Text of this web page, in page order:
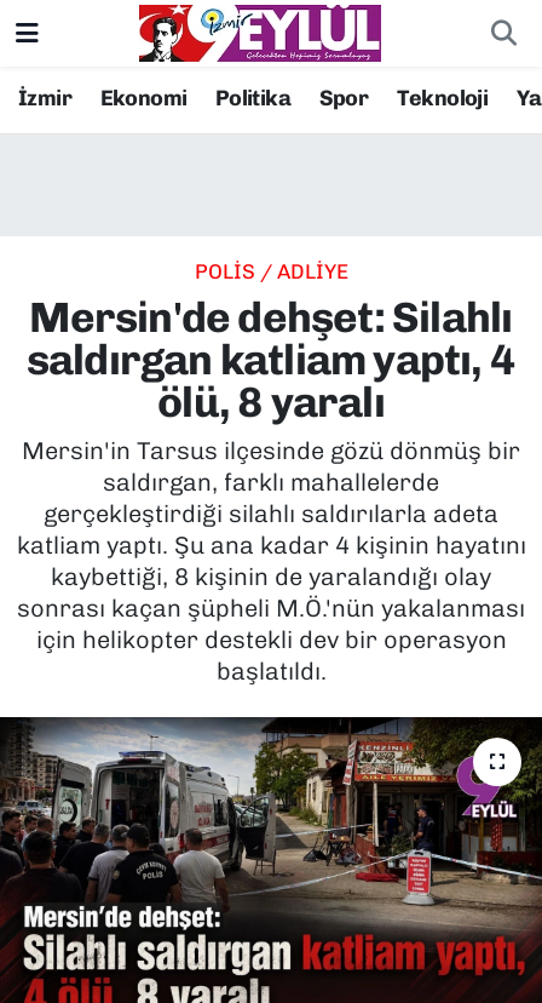
İzmir Ekonomi Politika Spor Teknoloji
POLİS / ADLİYE
Mersin'de dehşet: Silahlı
saldırgan katliam yaptı, 4
ölü, 8 yaralı
Mersin'in Tarsus ilçesinde gözü dönmüş bir
saldırgan, farklı mahallelerde
gerçekleştirdiği silahlı saldırılarla adeta
katliam yaptı. Şu ana kadar 4 kişinin hayatını
kaybettiği, 8 kişinin de yaralandığı olay
sonrası kaçan şüpheli M.Ö.'nün yakalanması
için helikopter destekli dev bir operasyon
başlatıldı.
Resmi İlanlar
EKONOMİ
KÜLTÜR SANAT
MAGAZİN
POLİTİKA
SAĞLIK
SPOR
YAŞAM
YEREL YÖNETİMLER
Konak Nöbetçi Eczaneler
Süper Lig Puan Durumu ve Fikstür
Tüm Manşetler
Son Dakika Haberleri
Haber Arşivi